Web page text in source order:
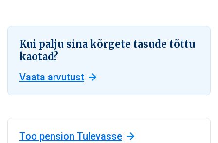
Kui palju sina kõrgete tasude tõttu
kaotad?
Vaata arvutust
Too pension Tulevasse